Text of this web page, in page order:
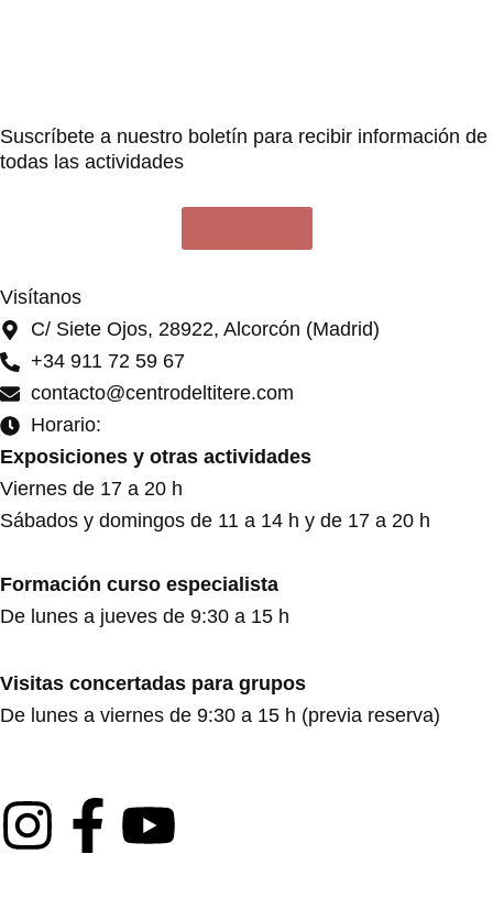
Suscríbete a nuestro boletín para recibir información de
todas las actividades
Visítanos
C/ Siete Ojos, 28922, Alcorcón (Madrid)
+34 911 72 59 67
contacto@centrodeltitere.com
Horario:
Exposiciones y otras actividades
Viernes de 17 a 20 h
Sábados y domingos de 11 a 14 h y de 17 a 20 h
Formación curso especialista
De lunes a jueves de 9:30 a 15 h
Visitas concertadas para grupos
De lunes a viernes de 9:30 a 15 h (previa reserva)
I
F
Y